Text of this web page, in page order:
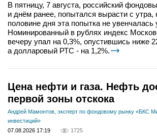
В пятницу, 7 августа, российский
и днём ранее, попытался вырасти с утра,
половине дня эта попытка не увенчалась
Номинированный в рублях индекс
вечеру упал на 0,3%, опустившись ниже
а долларовый РТС - на 1,2%.
Цена нефти и газа. Нефть
первой зоны отскока
Андрей Мамонтов, эксперт по фондовому рынку «БКС
инвестиций»
07.08.2026 17:19
1725